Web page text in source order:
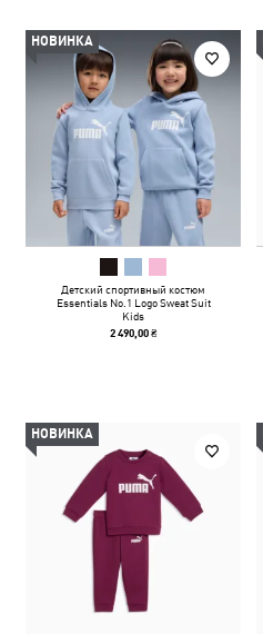
НОВИНКА
Детский спортивный костюм
Essentials No.1 Logo Sweat Suit
Kids
2 490,00 ₴
НОВИНКА